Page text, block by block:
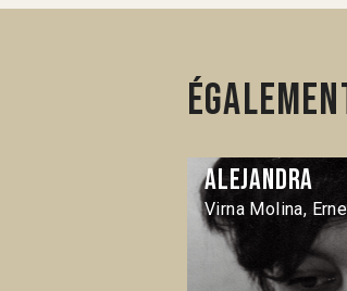
Alejandra
Virna Molina,